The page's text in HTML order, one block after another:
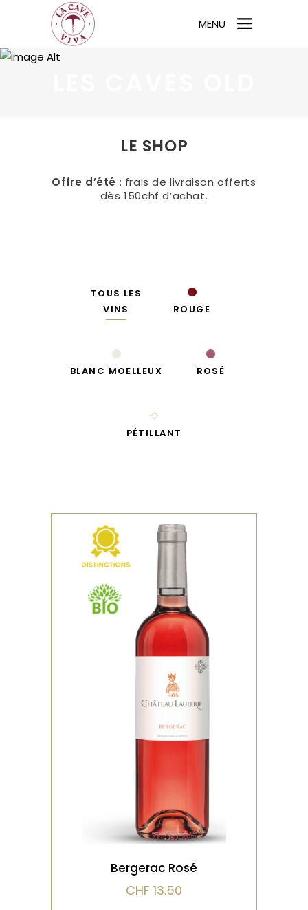
MENU
LE SHOP
Offre d’été : frais de livraison offerts
dès 150chf d’achat.
TOUS LES
VINS
ROUGE
BLANC MOELLEUX ROSÉ
PÉTILLANT
DISTINCTIONS, ROSÉ
Vin fruité et aérien
évoquant la légèreté de la
framboise et de la fraise
des bois
VOIR LE PRODUIT
Bergerac Rosé
CHF 13.50